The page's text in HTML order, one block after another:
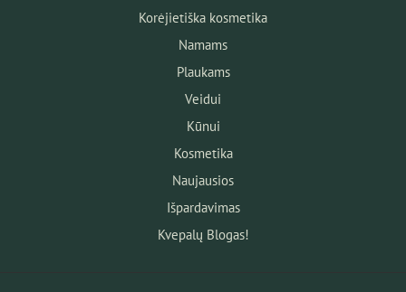
Korėjietiška kosmetika
Namams
Plaukams
Veidui
Kūnui
Kosmetika
Naujausios
Išpardavimas
Kvepalų Blogas!